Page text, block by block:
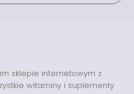
sklepie internetowym z
witaminy i suplementy